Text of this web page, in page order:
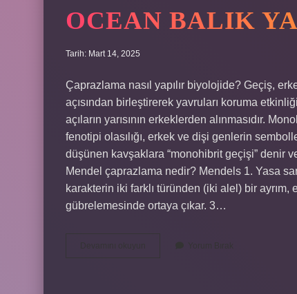
OCEAN BALIK
Tarih: Mart 14, 2025
Çaprazlama nasıl yapılır biyolojide? Geçiş,
açısından birleştirerek yavruları koruma
açıların yarısının erkeklerden alınmasıdır.
fenotipi olasılığı, erkek ve dişi genlerin
düşünen kavşaklara “monohibrit geçişi” denir
Mendel çaprazlama nedir? Mendels 1. Yasa
karakterin iki farklı türünden (iki alel) bir
gübrelemesinde ortaya çıkar. 3…